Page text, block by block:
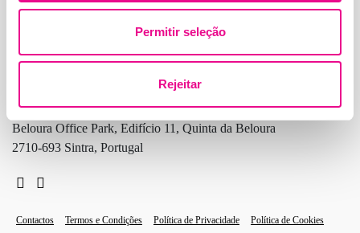
Permitir seleção
Rejeitar
Endereço:
Beloura Office Park, Edifício 11, Quinta da Beloura
2710-693 Sintra, Portugal
Contactos Termos e Condições Política de Privacidade Política de Cookies